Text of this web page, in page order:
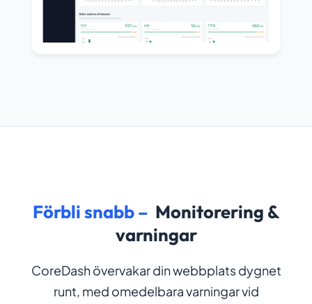
Förbli snabb – Monitorering &
varningar
CoreDash övervakar din webbplats dygnet
runt, med omedelbara varningar vid